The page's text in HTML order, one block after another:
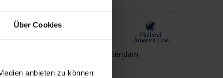
Über Cookies
anbieten zu können
Nieuw Statendam